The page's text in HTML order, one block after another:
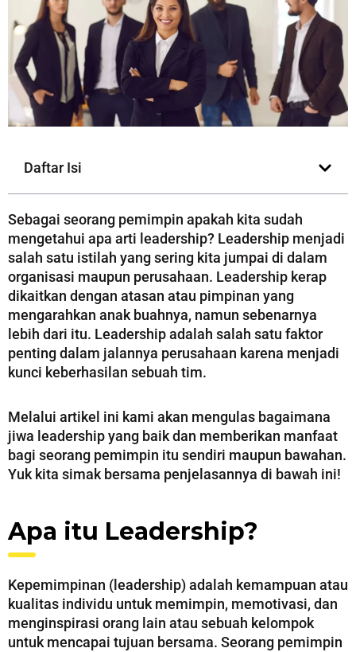
Daftar Isi
Sebagai seorang pemimpin apakah kita sudah
mengetahui apa arti leadership? Leadership menjadi
salah satu istilah yang sering kita jumpai di dalam
organisasi maupun perusahaan. Leadership kerap
dikaitkan dengan atasan atau pimpinan yang
mengarahkan anak buahnya, namun sebenarnya
lebih dari itu. Leadership adalah salah satu faktor
penting dalam jalannya perusahaan karena menjadi
kunci keberhasilan sebuah tim.
Melalui artikel ini kami akan mengulas bagaimana
jiwa leadership yang baik dan memberikan manfaat
bagi seorang pemimpin itu sendiri maupun bawahan.
Yuk kita simak bersama penjelasannya di bawah ini!
Apa itu Leadership?
Kepemimpinan (leadership) adalah kemampuan atau
kualitas individu untuk memimpin, memotivasi, dan
menginspirasi orang lain atau sebuah kelompok
untuk mencapai tujuan bersama. Seorang pemimpin